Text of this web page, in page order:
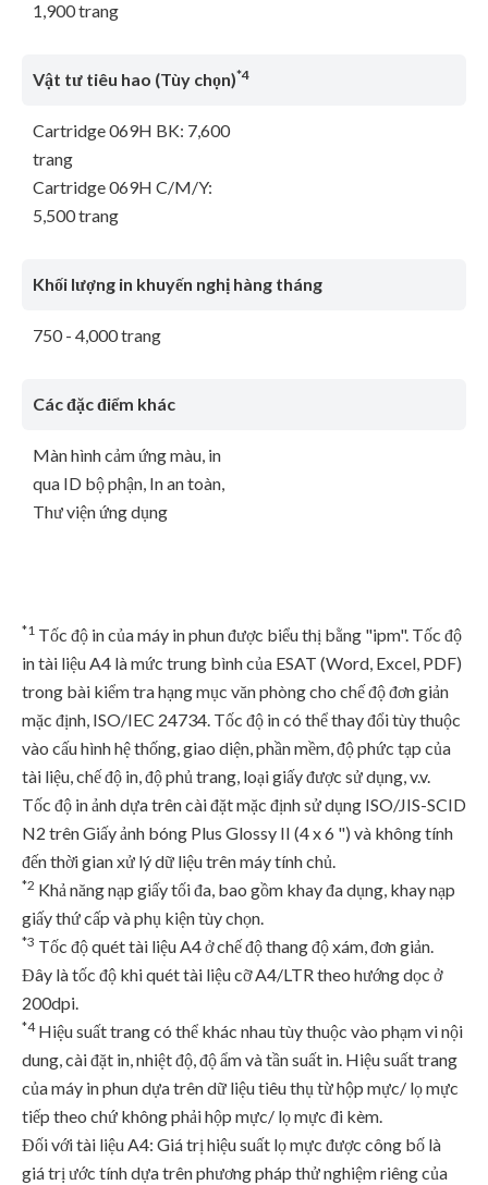
1,900 trang
Vật tư tiêu hao (Tùy chọn)*4
Cartridge 069H BK: 7,600
trang
Cartridge 069H C/M/Y:
5,500 trang
Khối lượng in khuyến nghị hàng tháng
750 - 4,000 trang
Các đặc điểm khác
Màn hình cảm ứng màu, in
qua ID bộ phận, In an toàn,
Thư viện ứng dụng
*1 Tốc độ in của máy in phun được biểu thị bằng "ipm". Tốc độ
in tài liệu A4 là mức trung bình của ESAT (Word, Excel, PDF)
trong bài kiểm tra hạng mục văn phòng cho chế độ đơn giản
mặc định, ISO/IEC 24734. Tốc độ in có thể thay đổi tùy thuộc
vào cấu hình hệ thống, giao diện, phần mềm, độ phức tạp của
tài liệu, chế độ in, độ phủ trang, loại giấy được sử dụng, v.v.
Tốc độ in ảnh dựa trên cài đặt mặc định sử dụng ISO/JIS-SCID
N2 trên Giấy ảnh bóng Plus Glossy II (4 x 6 ") và không tính
đến thời gian xử lý dữ liệu trên máy tính chủ.
*2 Khả năng nạp giấy tối đa, bao gồm khay đa dụng, khay nạp
giấy thứ cấp và phụ kiện tùy chọn.
*3 Tốc độ quét tài liệu A4 ở chế độ thang độ xám, đơn giản.
Đây là tốc độ khi quét tài liệu cỡ A4/LTR theo hướng dọc ở
200dpi.
*4Hiệu suất trang có thể khác nhau tùy thuộc vào phạm vi nội
dung, cài đặt in, nhiệt độ, độ ẩm và tần suất in. Hiệu suất trang
của máy in phun dựa trên dữ liệu tiêu thụ từ hộp mực/ lọ mực
tiếp theo chứ không phải hộp mực/ lọ mực đi kèm.
Đối với tài liệu A4: Giá trị hiệu suất lọ mực được công bố là
giá trị ước tính dựa trên phương pháp thử nghiệm riêng của